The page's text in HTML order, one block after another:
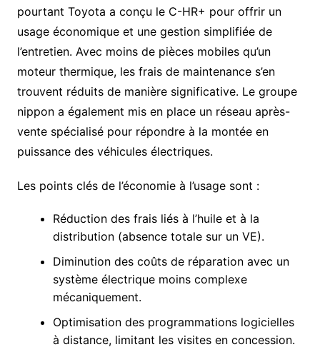
pourtant Toyota a conçu le C-HR+ pour offrir un
usage économique et une gestion simplifiée de
l’entretien. Avec moins de pièces mobiles qu’un
moteur thermique, les frais de maintenance s’en
trouvent réduits de manière significative. Le groupe
nippon a également mis en place un réseau après-
vente spécialisé pour répondre à la montée en
puissance des véhicules électriques.
Les points clés de l’économie à l’usage sont :
Réduction des frais liés à l’huile et à la
distribution (absence totale sur un VE).
Diminution des coûts de réparation avec un
système électrique moins complexe
mécaniquement.
Optimisation des programmations logicielles
à distance, limitant les visites en concession.